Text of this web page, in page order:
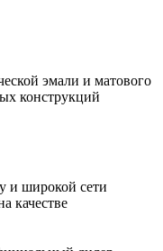
эмали и матового
конструкций
и широкой сети
качестве